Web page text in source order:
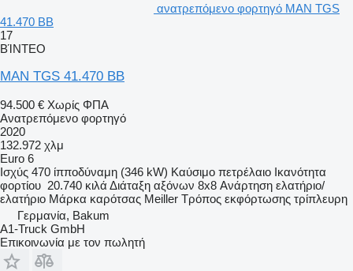
ανατρεπόμενο φορτηγό MAN TGS
41.470 BB
17
ΒΊΝΤΕΟ
MAN TGS 41.470 BB
94.500 € Χωρίς ΦΠΑ
Ανατρεπόμενο φορτηγό
2020
132.972 χλμ
Euro 6
Ισχύς 470 ίπποδύναμη (346 kW) Καύσιμο πετρέλαιο Ικανότητα
φορτίου 20.740 κιλά Διάταξη αξόνων 8x8 Ανάρτηση ελατήριο/
ελατήριο Μάρκα καρότσας Meiller Τρόπος εκφόρτωσης τρίπλευρη
Γερμανία, Bakum
A1-Truck GmbH
Επικοινωνία με τον πωλητή